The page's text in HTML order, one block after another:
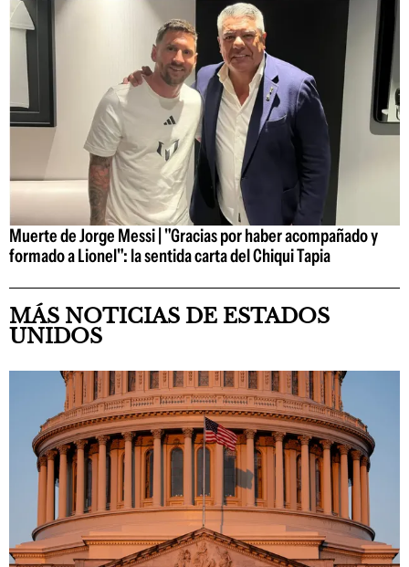
Muerte de Jorge Messi | "Gracias por haber acompañado y
formado a Lionel": la sentida carta del Chiqui Tapia
MÁS NOTICIAS DE ESTADOS
UNIDOS